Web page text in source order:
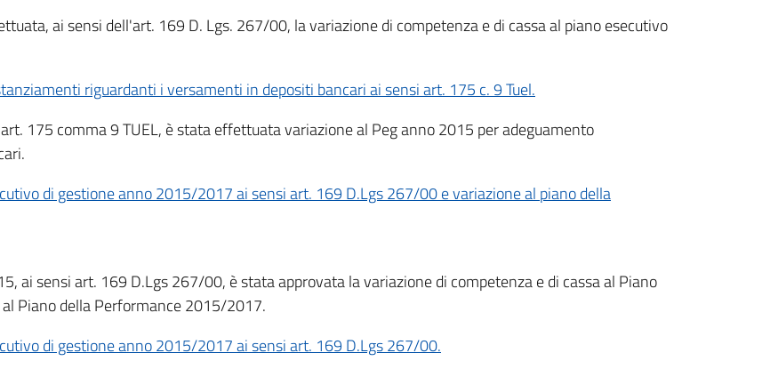
ai sensi dell'art. 169 D. Lgs. 267/00, la variazione di competenza e di cassa al piano esecutivo
riguardanti i versamenti in depositi bancari ai sensi art. 175 c. 9 Tuel.
175 comma 9 TUEL, è stata effettuata variazione al Peg anno 2015 per adeguamento
di gestione anno 2015/2017 ai sensi art. 169 D.Lgs 267/00 e variazione al piano della
ai sensi art. 169 D.Lgs 267/00, è stata approvata la variazione di competenza e di cassa al Piano
Piano della Performance 2015/2017.
di gestione anno 2015/2017 ai sensi art. 169 D.Lgs 267/00.